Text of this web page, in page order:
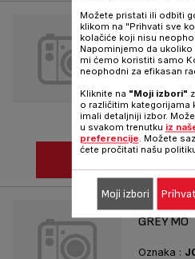
LOAF
EASY G
Oznaka :
PIERCED
GREY MO
Oznaka :
Možete pristati ili odbiti
klikom na "Prihvati sve
kolačiće koji nisu
Napominjemo da
mi ćemo koristiti samo
neophodni za efikasan
Kliknite na "Moji izbori"
o različitim kategorijama
imali detaljniji izbor.
u svakom trenutku iz
preferencije. Možete
ćete pročitati našu
Moji izbori